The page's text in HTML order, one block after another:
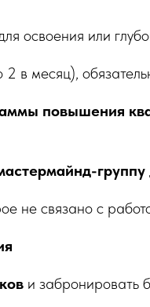
освоения или
2 в месяц),
повышения
группу
не связано с
и забронировать